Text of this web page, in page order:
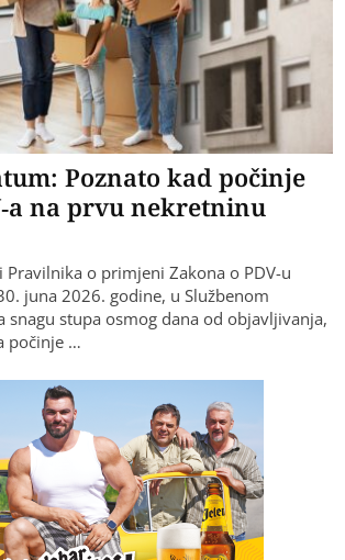
Poznato kad počinje
a na prvu nekretninu
o primjeni Zakona o PDV-u
juna 2026. godine, u Službenom
snagu stupa osmog dana od objavljivanja,
počinje …